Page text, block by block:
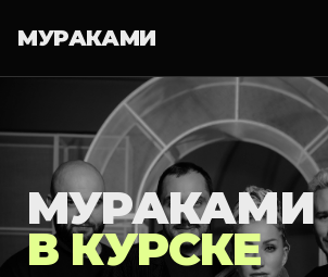
МУРАКАМИ
МУРАКАМИ
В КУРСКЕ